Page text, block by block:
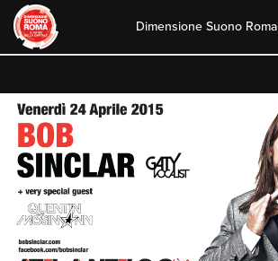
content
Dimensione Suono Roma